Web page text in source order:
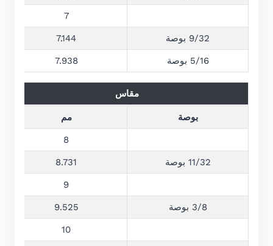
7
9/32 بوصة 7.144
5/16 بوصة 7.938
مقاس
بوصة مم
8
11/32 بوصة 8.731
9
3/8 بوصة 9.525
10